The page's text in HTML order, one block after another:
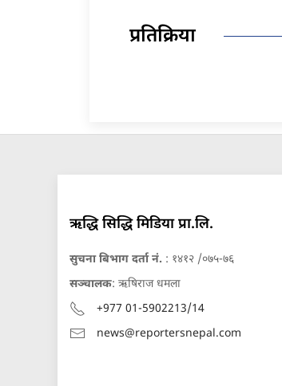
प्रतिक्रिया
ऋद्धि सिद्धि मिडिया प्रा.लि.
सुचना बिभाग दर्ता नं. : १४१२ /०७५-७६
सञ्चालक: ऋषिराज धमला
+977 01-5902213/14
news@reportersnepal.com